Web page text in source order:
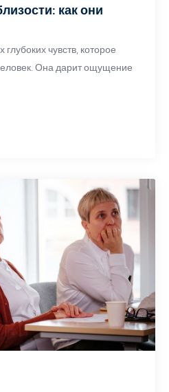
как они
чувств, которое
Она дарит ощущение